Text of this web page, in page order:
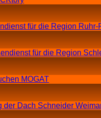
für die Region
für die Region
MOGAT
der Dach Schneider